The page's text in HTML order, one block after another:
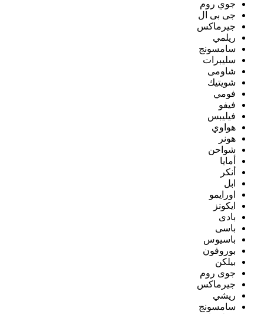
جوي روم
جى بى ال
جيرماكس
ريلمي
سامسونج
سليبرات
شاومى
شويتيك
فومي
فيفو
فيليبس
هواوي
هونر
شواحن
أمايا
أنكر
ابل
اورايمو
ايكونز
بادى
باسى
باسيوس
بوروفون
بيلكن
جوى روم
جيرماكس
ريشي
سامسونج